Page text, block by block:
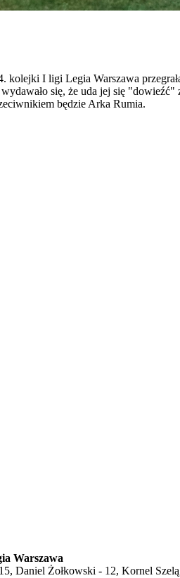
kolejki I ligi Legia Warszawa
się, że uda jej się
będzie Arka Rumia.
Warszawa
Daniel Żołkowski - 12, Kornel